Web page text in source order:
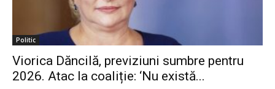
Politic
Viorica Dăncilă, previziuni sumbre pentru
2026. Atac la coaliție: ‘Nu există...